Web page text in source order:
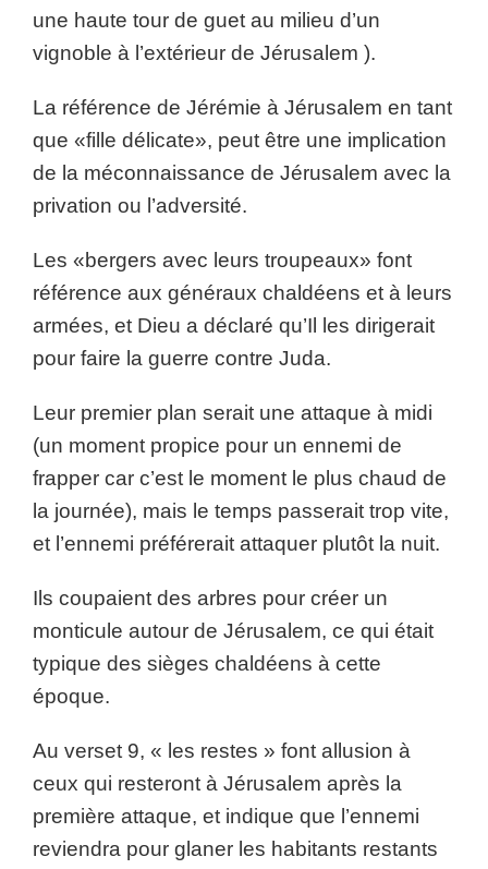
une haute tour de guet au milieu d’un
vignoble à l’extérieur de Jérusalem ).
La référence de Jérémie à Jérusalem en tant
que «fille délicate», peut être une implication
de la méconnaissance de Jérusalem avec la
privation ou l’adversité.
Les «bergers avec leurs troupeaux» font
référence aux généraux chaldéens et à leurs
armées, et Dieu a déclaré qu’Il les dirigerait
pour faire la guerre contre Juda.
Leur premier plan serait une attaque à midi
(un moment propice pour un ennemi de
frapper car c’est le moment le plus chaud de
la journée), mais le temps passerait trop vite,
et l’ennemi préférerait attaquer plutôt la nuit.
Ils coupaient des arbres pour créer un
monticule autour de Jérusalem, ce qui était
typique des sièges chaldéens à cette
époque.
Au verset 9, « les restes » font allusion à
ceux qui resteront à Jérusalem après la
première attaque, et indique que l’ennemi
reviendra pour glaner les habitants restants